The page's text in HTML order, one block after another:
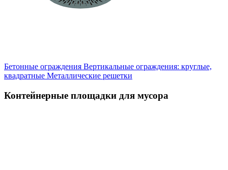
Бетонные ограждения Вертикальные ограждения: круглые,
квадратные Металлические решетки
Контейнерные площадки для мусора